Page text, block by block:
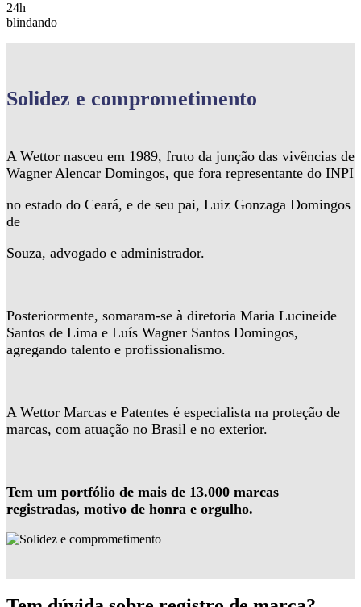
24h
blindando
Solidez e comprometimento
A Wettor nasceu em 1989, fruto da junção das vivências de
Wagner Alencar Domingos, que fora representante do INPI
no estado do Ceará, e de seu pai, Luiz Gonzaga Domingos
de
Souza, advogado e administrador.
Posteriormente, somaram-se à diretoria Maria Lucineide
Santos de Lima e Luís Wagner Santos Domingos,
agregando talento e profissionalismo.
A Wettor Marcas e Patentes é especialista na proteção de
marcas, com atuação no Brasil e no exterior.
Tem um portfólio de mais de 13.000 marcas
registradas, motivo de honra e orgulho.